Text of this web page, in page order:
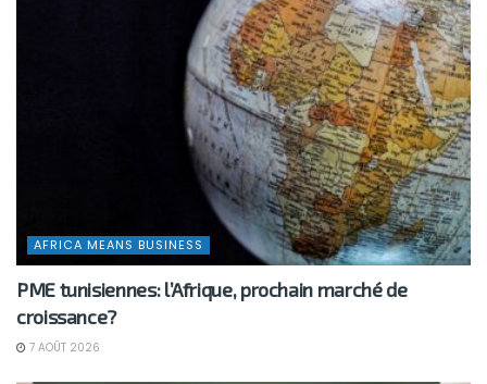
AFRICA MEANS BUSINESS
PME tunisiennes: l’Afrique, prochain marché de
croissance?
7 AOÛT 2026